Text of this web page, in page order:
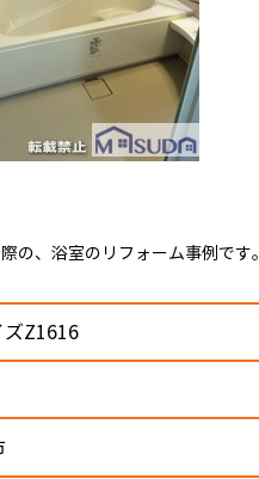
の、浴室のリフォーム事例です。
Z1616